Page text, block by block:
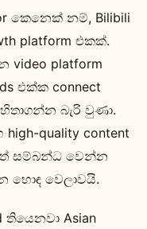
කෙනෙක් නම්, Bilibili
platform එකක්.
platform
එක්ක connect
බැරි වුණා.
quality content
සම්බන්ධ වෙන්න
හොඳ වෙලාවයි.
Asian